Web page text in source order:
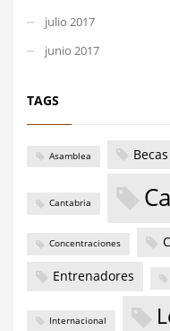
julio 2017
junio 2017
TAGS
Asamblea Becas
Cantabria
Concentraciones
Entrenadores
Internacional